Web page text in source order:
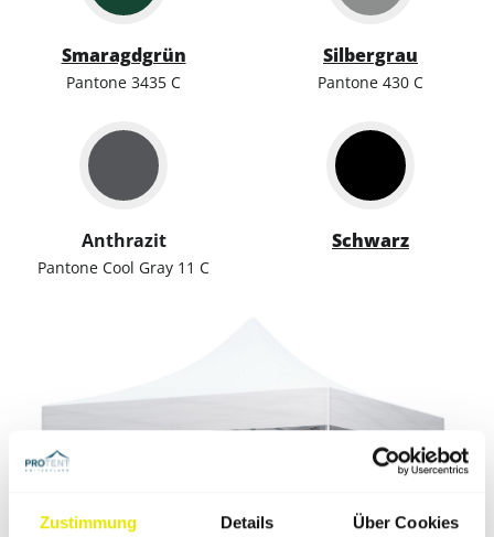
Zustimmung Details Über Cookies
Smaragdgrün
Pantone 3435 C
Silbergrau
Pantone 430 C
Anthrazit
Pantone Cool Gray 11 C
Schwarz